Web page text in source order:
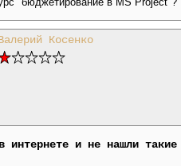
Косенко
интернете и не нашли